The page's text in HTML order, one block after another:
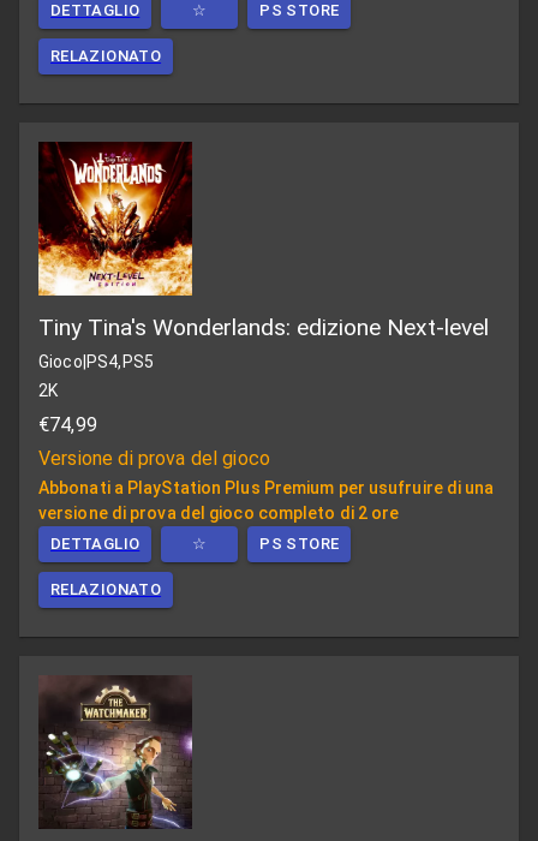
DETTAGLIO ☆ PS STORE
RELAZIONATO
Tiny Tina's Wonderlands: edizione Next-level
Gioco|PS4,PS5
2K
€74,99
Versione di prova del gioco
Abbonati a PlayStation Plus Premium per usufruire di una
versione di prova del gioco completo di 2 ore
DETTAGLIO ☆ PS STORE
RELAZIONATO